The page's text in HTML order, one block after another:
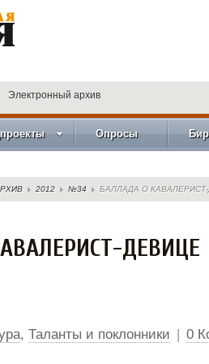
Электронный архив
Опросы
2012 №34 БАЛЛАДА О
ДЕВИЦЕ
, Таланты и поклонники | 0